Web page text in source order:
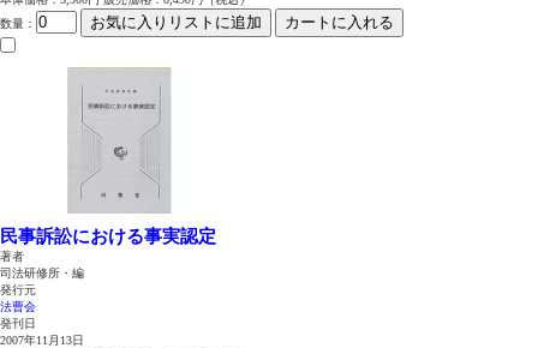
数量 ： お気に入りリストに追加 カートに入れる
民事訴訟における事実認定
著者
司法研修所・編
発行元
法曹会
発刊日
2007年11月13日